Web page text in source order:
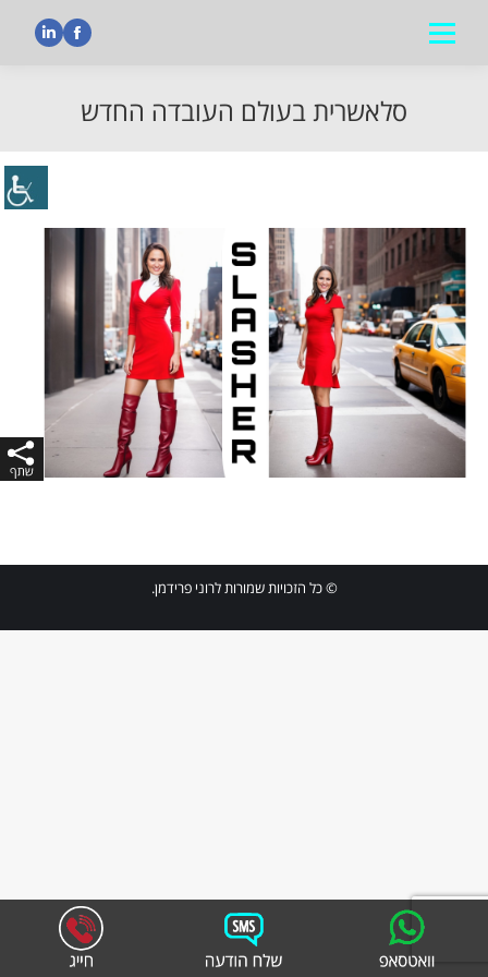
סלאשרית בעולם העובדה החדש
© כל הזכויות שמורות לרוני פרידמן.